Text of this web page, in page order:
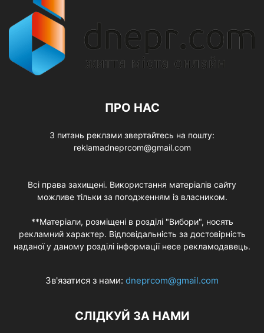
ПРО НАС
З питань реклами звертайтесь на пошту:
reklamadneprcom@gmail.com
Всі права захищені. Використання матеріалів сайту
можливе тільки за погодженням із власником.
**Матеріали, розміщені в розділі "Вибори", носять
рекламний характер. Відповідальність за достовірність
наданої у даному розділі інформації несе рекламодавець.
Зв'язатися з нами: dneprcom@gmail.com
СЛІДКУЙ ЗА НАМИ